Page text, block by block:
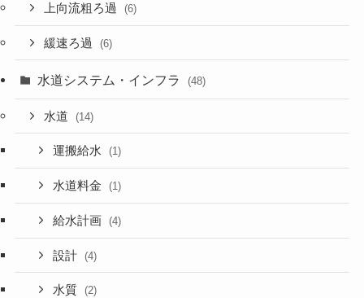
上向流粗ろ過 (6)
緩速ろ過 (6)
水道システム・インフラ (48)
水道 (14)
運搬給水 (1)
水道料金 (1)
給水計画 (4)
設計 (4)
水質 (2)